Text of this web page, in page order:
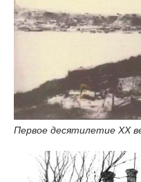
Первое десятилетие XX